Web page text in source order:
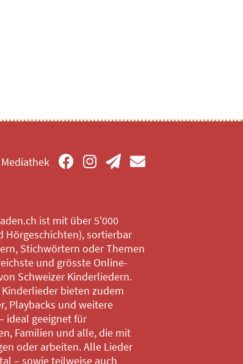
ist mit über 5'000
Hörgeschichten), sortierbar
Stichwörtern oder Themen
und grösste Online-
Schweizer Kinderliedern.
bieten zudem
Playbacks und weitere
ideal geeignet für
Familien und alle, die mit
oder arbeiten. Alle Lieder
– sowie teilweise auch